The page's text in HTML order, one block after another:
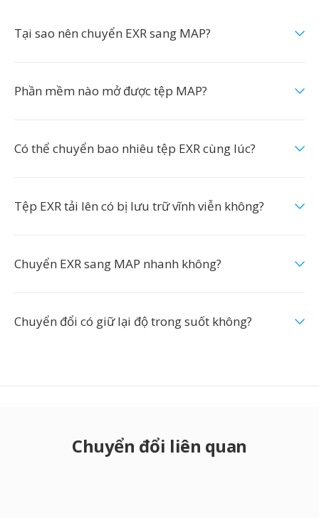
Tại sao nên chuyển EXR sang MAP?
Phần mềm nào mở được tệp MAP?
Có thể chuyển bao nhiêu tệp EXR cùng lúc?
Tệp EXR tải lên có bị lưu trữ vĩnh viễn không?
Chuyển EXR sang MAP nhanh không?
Chuyển đổi có giữ lại độ trong suốt không?
Chuyển đổi liên quan